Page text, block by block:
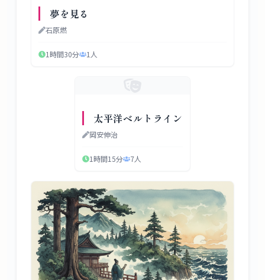
夢を見る
石原燃
1時間30分 1 人
太平洋ベルトライン
岡安伸治
1時間15分 7人